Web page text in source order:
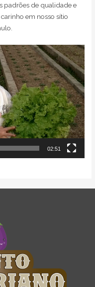
padrões de qualidade e
em nosso sítio
02:51